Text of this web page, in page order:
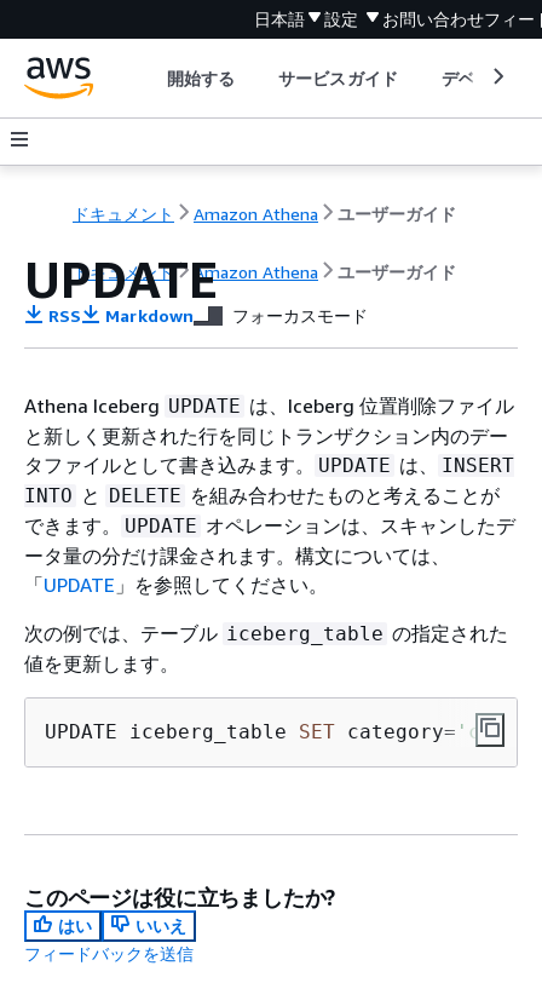
日本語 設定 お問い合わせフィー
開始する サービスガイド デベロッパ
ドキュメント Amazon Athena ユーザーガイド
ドキュメント Amazon Athena ユーザーガイド
UPDATE
RSS Markdown フォーカスモード
Athena Iceberg UPDATE は、Iceberg 位置削除ファイル
と新しく更新された行を同じトランザクション内のデー
タファイルとして書き込みます。
UPDATE は、
INSERT
INTO と DELETE を組み合わせたものと考えることが
できます。
UPDATE オペレーションは、スキャンしたデ
ータ量の分だけ課金されます。構文については、
「UPDATE 」を参照してください。
次の例では、テーブル iceberg_table の指定された
値を更新します。
UPDATE iceberg_table SET category= 'c2'
このページは役に立ちましたか?
はい
いいえ
フィードバックを送信